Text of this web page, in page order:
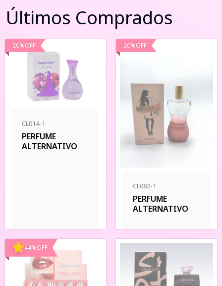
Últimos Comprados
20%OFF
CL014-1
PERFUME
ALTERNATIVO
20%OFF
CL082-1
PERFUME
ALTERNATIVO
44%OFF